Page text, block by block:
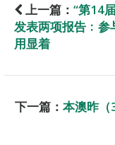
上一篇： “第14
发表两项报告﹕
用显着
下一篇： 本澳昨（